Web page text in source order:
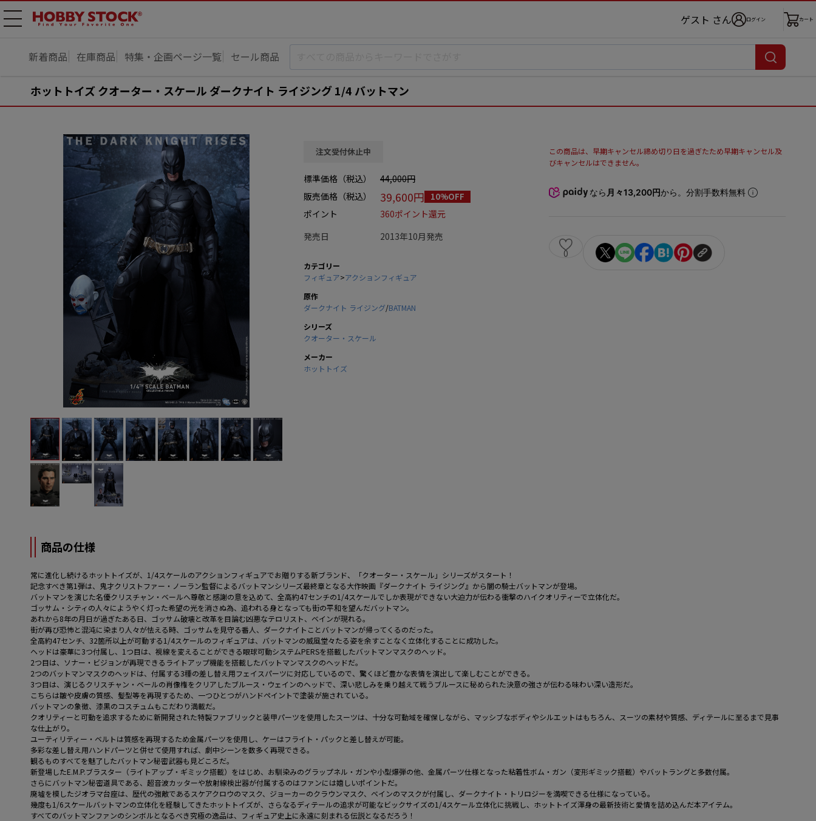
メニ
ゲスト さん ログイン カート
新着商品 在庫商品 特集・企画ページ一覧 セール商品
ホットトイズ クオーター・スケール ダークナイト ライジング 1/4 バットマン
注文受付休止中
標準価格（税込）
44,000円
販売価格（税込）
39,600円 10%OFF
ポイント
360ポイント還元
発売日
2013年10月発売
カテゴリー
フィギュア>アクションフィギュア
原作
ダークナイト ライジング/BATMAN
シリーズ
クオーター・スケール
メーカー
ホットトイズ
この商品は、早期キャンセル締め切り日を過ぎたため早期キャンセル及
びキャンセルはできません。
なら 月々13,200円から。分割手数料無料
0
商品の仕様
常に進化し続けるホットトイズが、1/4スケールのアクションフィギュアでお贈りする新ブランド、「クオーター・スケール」シリーズがスタート！
記念すべき第1弾は、鬼才クリストファー・ノーラン監督によるバットマンシリーズ最終章となる大作映画『ダークナイト ライジング』から闇の騎士バットマンが登場。
バットマンを演じた名優クリスチャン・ベールへ尊敬と感謝の意を込めて、全高約47センチの1/4スケールでしか表現ができない大迫力が伝わる衝撃のハイクオリティーで立体化だ。
ゴッサム・シティの人々にようやく灯った希望の光を消さぬ為、追われる身となっても街の平和を望んだバットマン。
あれから8年の月日が過ぎたある日、ゴッサム破壊と改革を目論む凶悪なテロリスト、ベインが現れる。
街が再び恐怖と混沌に染まり人々が怯える時、ゴッサムを見守る番人、ダークナイトことバットマンが帰ってくるのだった。
全高約47センチ、32箇所以上が可動する1/4スケールのフィギュアは、バットマンの威風堂々たる姿を余すことなく立体化することに成功した。
ヘッドは豪華に3つ付属し、1つ目は、視線を変えることができる眼球可動システムPERSを搭載したバットマンマスクのヘッド。
2つ目は、ソナー・ビジョンが再現できるライトアップ機能を搭載したバットマンマスクのヘッドだ。
2つのバットマンマスクのヘッドは、付属する3種の差し替え用フェイスパーツに対応しているので、驚くほど豊かな表情を演出して楽しむことができる。
3つ目は、演じるクリスチャン・ベールの肖像権をクリアしたブルース・ウェインのヘッドで、深い悲しみを乗り越えて戦うブルースに秘められた決意の強さが伝わる味わい深い造形だ。
こちらは皺や皮膚の質感、髪型等を再現するため、一つひとつがハンドペイントで塗装が施されている。
バットマンの象徴、漆黒のコスチュムもこだわり満載だ。
クオリティーと可動を追求するために新開発された特製ファブリックと装甲パーツを使用したスーツは、十分な可動域を確保しながら、マッシブなボディやシルエットはもちろん、スーツの素材や質感、ディテールに至るまで見事
な仕上がり。
ユーティリティー・ベルトは質感を再現するため金属パーツを使用し、ケーはフライト・パックと差し替えが可能。
多彩な差し替え用ハンドパーツと併せて使用すれば、劇中シーンを数多く再現できる。
観るものすべてを魅了したバットマン秘密武器も見どころだ。
新登場したE.M.P.ブラスター（ライトアップ・ギミック搭載）をはじめ、お馴染みのグラップネル・ガンや小型爆弾の他、金属パーツ仕様となった粘着性ボム・ガン（変形ギミック搭載）やバットラングと多数付属。
さらにバットマン秘密道具である、超音波カッターや放射線検出器が付属するのはファンには嬉しいポイントだ。
廃墟を模したジオラマ台座は、歴代の強敵であるスケアクロウのマスク、ジョーカーのクラウンマスク、ベインのマスクが付属し、ダークナイト・トリロジーを満喫できる仕様になっている。
幾度も1/6スケールバットマンの立体化を経験してきたホットトイズが、さらなるディテールの追求が可能なビックサイズの1/4スケール立体化に挑戦し、ホットトイズ渾身の最新技術と愛情を詰め込んだ本アイテム。
すべてのバットマンファンのシンボルとなるべき究極の逸品は、フィギュア史上に永遠に刻まれる伝説となるだろう！